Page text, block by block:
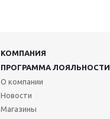
КОМПАНИЯ
ПРОГРАММА ЛОЯЛЬНОСТИ
О компании
Новости
Магазины